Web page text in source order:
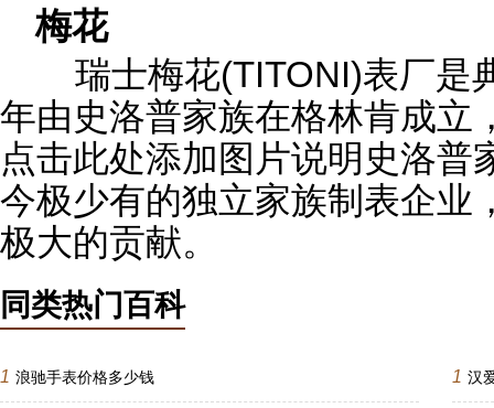
梅花
瑞士梅花(TITONI)表厂是
年由史洛普家族在格林肯成立
点击此处添加图片说明史洛普
今极少有的独立家族制表企业
极大的贡献。
同类热门百科
1 浪驰手表价格多少钱 1 汉